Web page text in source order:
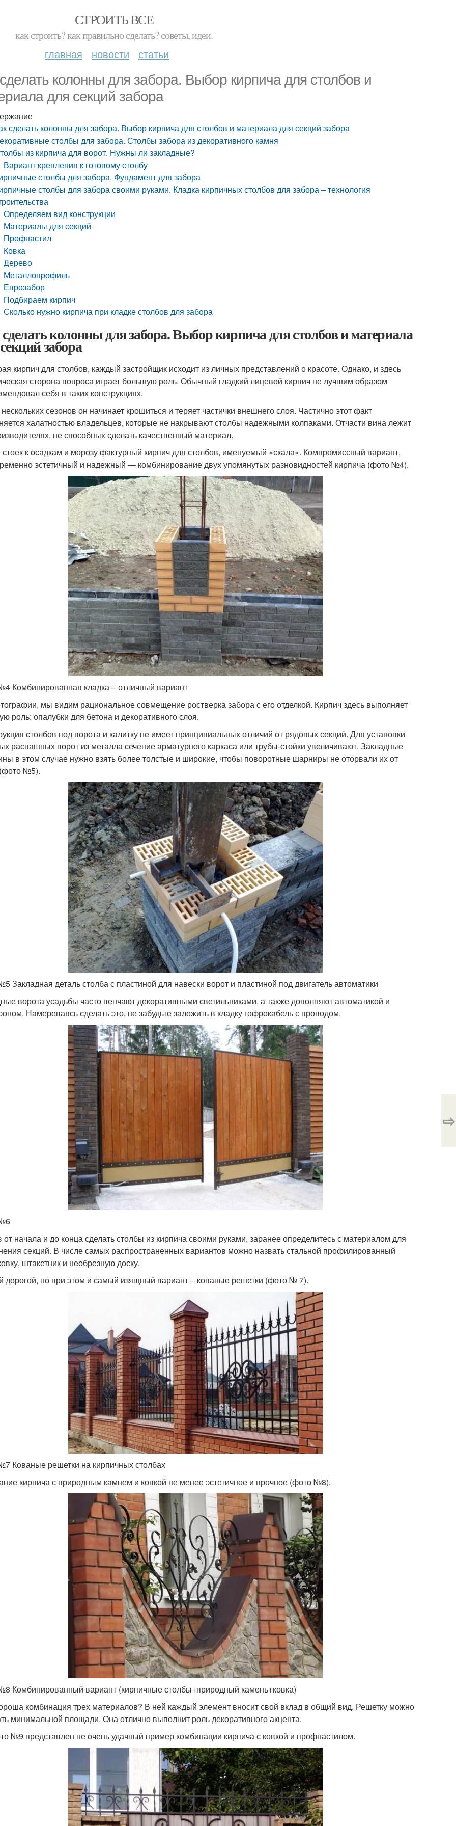
СТРОИТЬ ВСЕ
как строить? как правильно сделать? советы, идеи.
главная новости статьи
колонны для забора. Выбор кирпича для столбов и
для секций забора
сделать колонны для забора. Выбор кирпича для столбов и материала для секций забора
столбы для забора. Столбы забора из декоративного камня
из кирпича для ворот. Нужны ли закладные?
Вариант крепления к готовому столбу
столбы для забора. Фундамент для забора
столбы для забора своими руками. Кладка кирпичных столбов для забора – технология
Определяем вид конструкции
Материалы для секций
Профнастил
Ковка
Дерево
Металлопрофиль
Еврозабор
Подбираем кирпич
Сколько нужно кирпича при кладке столбов для забора
колонны для забора. Выбор кирпича для столбов и материала
забора
кирпич для столбов, каждый застройщик исходит из личных представлений о красоте. Однако, и здесь
сторона вопроса играет большую роль. Обычный гладкий лицевой кирпич не лучшим образом
себя в таких конструкциях.
сезонов он начинает крошиться и теряет частички внешнего слоя. Частично этот факт
халатностью владельцев, которые не накрывают столбы надежными колпаками. Отчасти вина лежит
не способных сделать качественный материал.
к осадкам и морозу фактурный кирпич для столбов, именуемый «скала». Компромиссный вариант,
эстетичный и надежный — комбинирование двух упомянутых разновидностей кирпича (фото №4).
Комбинированная кладка – отличный вариант
мы видим рациональное совмещение ростверка забора с его отделкой. Кирпич здесь выполняет
роль: опалубки для бетона и декоративного слоя.
столбов под ворота и калитку не имеет принципиальных отличий от рядовых секций. Для установки
распашных ворот из металла сечение арматурного каркаса или трубы-стойки увеличивают. Закладные
в этом случае нужно взять более толстые и широкие, чтобы поворотные шарниры не оторвали их от
№5).
Закладная деталь столба с пластиной для навески ворот и пластиной под двигатель автоматики
ворота усадьбы часто венчают декоративными светильниками, а также дополняют автоматикой и
Намереваясь сделать это, не забудьте заложить в кладку гофрокабель с проводом.
начала и до конца сделать столбы из кирпича своими руками, заранее определитесь с материалом для
секций. В числе самых распространенных вариантов можно назвать стальной профилированный
штакетник и необрезную доску.
но при этом и самый изящный вариант – кованые решетки (фото № 7).
Кованые решетки на кирпичных столбах
кирпича с природным камнем и ковкой не менее эстетичное и прочное (фото №8).
Комбинированный вариант (кирпичные столбы+природный камень+ковка)
комбинация трех материалов? В ней каждый элемент вносит свой вклад в общий вид. Решетку можно
минимальной площади. Она отлично выполнит роль декоративного акцента.
№9 представлен не очень удачный пример комбинации кирпича с ковкой и профнастилом.
⇨